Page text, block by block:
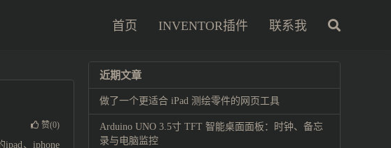
首页 INVENTOR插件 联系我
赞(0)
、iphone
近期文章
做了一个更适合 iPad 测绘零件的网页工具
Arduino UNO 3.5寸 TFT 智能桌面面板：时钟、备忘
录与电脑监控